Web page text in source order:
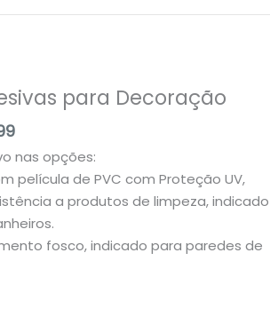
para Decoração
nas opções:
película de PVC com Proteção UV,
a produtos de limpeza, indicado
fosco, indicado para paredes de